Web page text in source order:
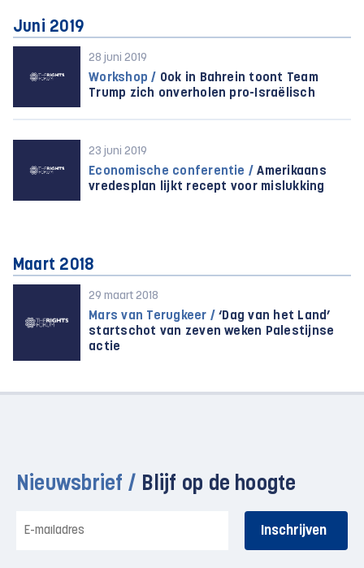
Juni 2019
28 juni 2019
Workshop / Ook in Bahrein toont Team
Trump zich onverholen pro-Israëlisch
23 juni 2019
Economische conferentie / Amerikaans
vredesplan lijkt recept voor mislukking
Maart 2018
29 maart 2018
Mars van Terugkeer / ‘Dag van het Land’
startschot van zeven weken Palestijnse
actie
Nieuwsbrief / Blijf op de hoogte
mailadres